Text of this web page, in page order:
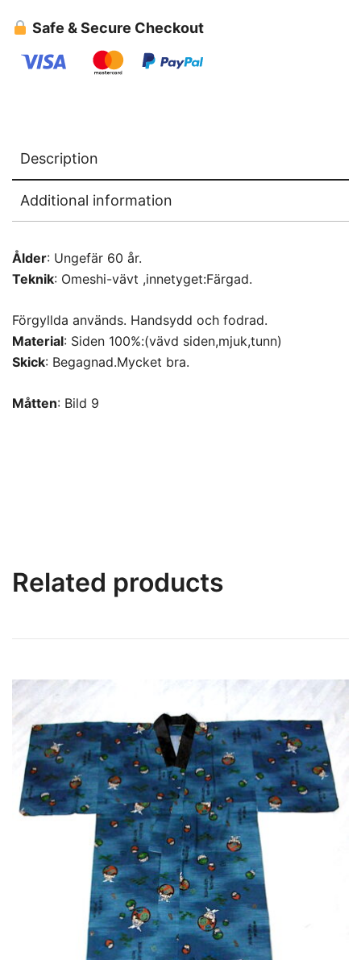
Safe & Secure Checkout
Description
Additional information
Ålder: Ungefär 60 år.
Teknik: Omeshi-vävt ,innetyget:Färgad.
Förgyllda används. Handsydd och fodrad.
Material: Siden 100%:(vävd siden,mjuk,tunn)
Skick: Begagnad.Mycket bra.
Måtten: Bild 9
Related products